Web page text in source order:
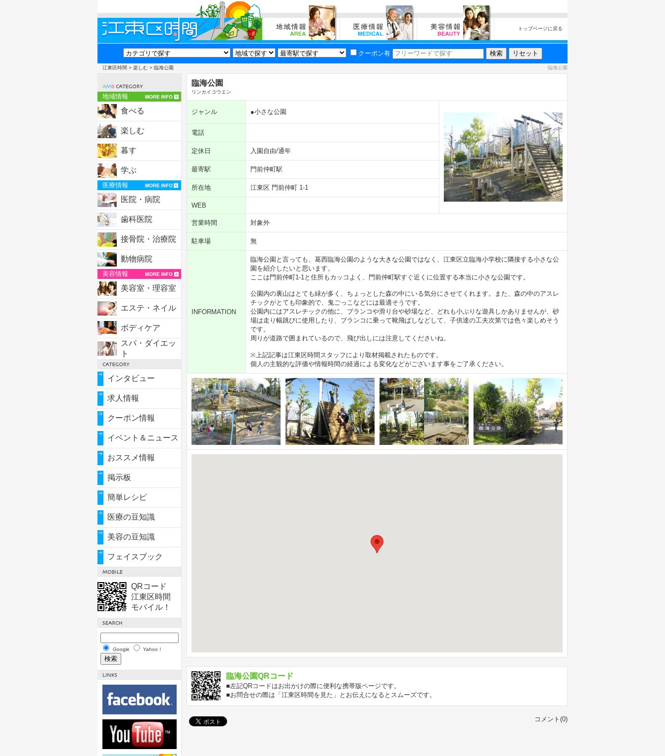
トップページに戻る
クーポン有
江東区時間 > 楽しむ > 臨海公園 臨海公園
地域情報
食べる
楽しむ
暮す
学ぶ
医療情報
医院・病院
歯科医院
接骨院・治療院
動物病院
美容情報
美容室・理容室
エステ・ネイル
ボディケア
スパ・ダイエッ
ト
インタビュー
求人情報
クーポン情報
イベント＆ニュース
おススメ情報
掲示板
簡単レシピ
医療の豆知識
美容の豆知識
フェイスブック
QRコード
江東区時間
モバイル！
Google Yahoo！
臨海公園
リンカイコウエン
ジャンル ●小さな公園
電話
定休日 入園自由/通年
最寄駅 門前仲町駅
所在地 江東区 門前仲町 1-1
WEB
営業時間 対象外
駐車場 無
INFORMATION
臨海公園と言っても、葛西臨海公園のような大きな公園ではなく、江東区立臨海小学校に隣接する小さな公
園を紹介したいと思います。
ここは門前仲町1-1と住所もカッコよく、門前仲町駅すぐ近くに位置する本当に小さな公園です。
公園内の裏山はとても緑が多く、ちょっとした森の中にいる気分にさせてくれます。また、森の中のアスレ
チックがとても印象的で、鬼ごっこなどには最適そうです。
公園内にはアスレチックの他に、ブランコや滑り台や砂場など、どれも小ぶりな遊具しかありませんが、砂
場は走り幅跳びに使用したり、ブランコに乗って靴飛ばしなどして、子供達の工夫次第では色々楽しめそう
です。
周りが道路で囲まれているので、飛び出しには注意してくださいね。
※上記記事は江東区時間スタッフにより取材掲載されたものです。
個人の主観的な評価や情報時間の経過による変化などがございます事をご了承ください。
臨海公園QRコード
■左記QRコードはお出かけの際に便利な携帯版ページです。
■お問合せの際は「江東区時間を見た」とお伝えになるとスムーズです。
コメント(0)